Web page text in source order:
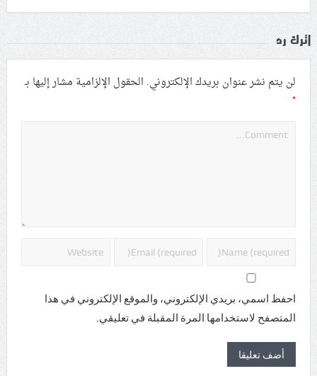
اترك رد
لن يتم نشر عنوان بريدك الإلكتروني. الحقول الإلزامية مشار إليها بـ
*
احفظ اسمي، بريدي الإلكتروني، والموقع الإلكتروني في هذا
المتصفح لاستخدامها المرة المقبلة في تعليقي.